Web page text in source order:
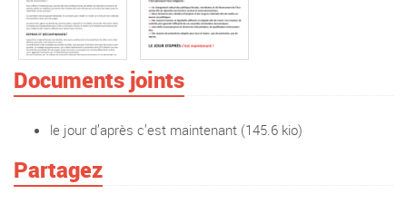
Documents joints
le jour d’après c’est maintenant (145.6 kio)
Partagez